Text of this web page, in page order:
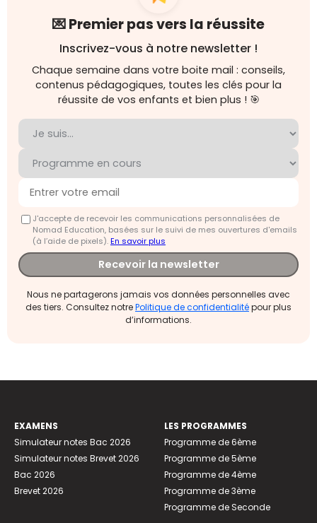
💌 Premier pas vers la réussite
Inscrivez-vous à notre newsletter !
Chaque semaine dans votre boite mail : conseils,
contenus pédagogiques, toutes les clés pour la
réussite de vos enfants et bien plus ! 🎯
J'accepte de recevoir les communications personnalisées de
Nomad Education, basées sur le suivi de mes ouvertures d'emails
(à l’aide de pixels).En savoir plus
Recevoir la newsletter
Nous ne partagerons jamais vos données personnelles avec
des tiers. Consultez notrePolitique de confidentialitépour plus
d’informations.
EXAMENS
Simulateur notes Bac 2026
Simulateur notes Brevet 2026
Bac 2026
Brevet 2026
LES PROGRAMMES
Programme de 6ème
Programme de 5ème
Programme de 4ème
Programme de 3ème
Programme de Seconde